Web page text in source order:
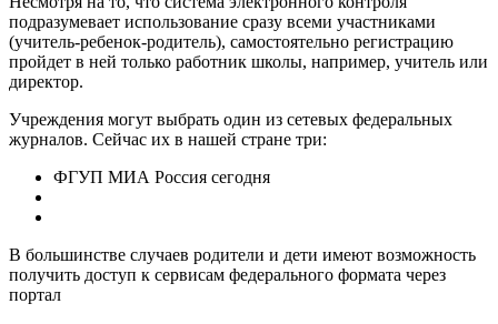
подразумевает использование сразу всеми участниками
(учитель-ребенок-родитель), самостоятельно регистрацию
пройдет в ней только работник школы, например, учитель или
директор.
Учреждения могут выбрать один из сетевых федеральных
журналов. Сейчас их в нашей стране три:
ФГУП МИА Россия сегодня
В большинстве случаев родители и дети имеют возможность
получить доступ к сервисам федерального формата через
портал